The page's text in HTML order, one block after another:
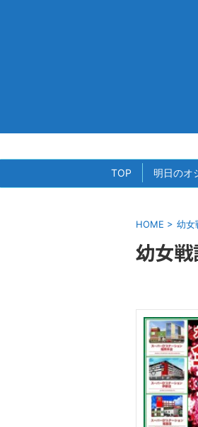
TOP 明日のオ
HOME > 幼女
幼女